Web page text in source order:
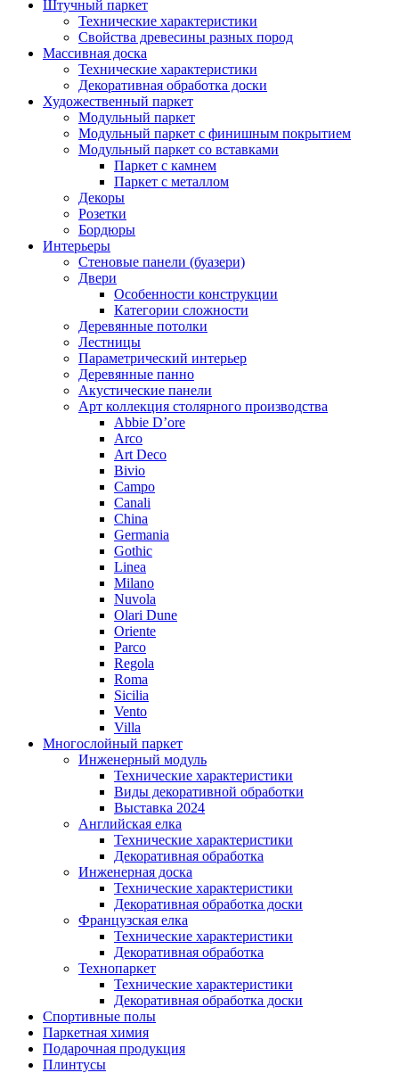
Штучный паркет
Технические характеристики
Свойства древесины разных пород
Массивная доска
Технические характеристики
Декоративная обработка доски
Художественный паркет
Модульный паркет
Модульный паркет с финишным покрытием
Модульный паркет со вставками
Паркет с камнем
Паркет с металлом
Декоры
Розетки
Бордюры
Интерьеры
Стеновые панели (буазери)
Двери
Особенности конструкции
Категории сложности
Деревянные потолки
Лестницы
Параметрический интерьер
Деревянные панно
Акустические панели
Арт коллекция столярного производства
Abbie D’ore
Arco
Art Deco
Bivio
Campo
Canali
China
Germania
Gothic
Linea
Milano
Nuvola
Olari Dune
Oriente
Parco
Regola
Roma
Sicilia
Vento
Villa
Многослойный паркет
Инженерный модуль
Технические характеристики
Виды декоративной обработки
Выставка 2024
Английская елка
Технические характеристики
Декоративная обработка
Инженерная доска
Технические характеристики
Декоративная обработка доски
Французская елка
Технические характеристики
Декоративная обработка
Технопаркет
Технические характеристики
Декоративная обработка доски
Спортивные полы
Паркетная химия
Подарочная продукция
Плинтусы